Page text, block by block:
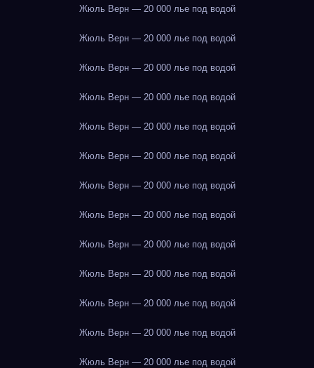
Жюль Верн — 20 000 лье под водой
Жюль Верн — 20 000 лье под водой
Жюль Верн — 20 000 лье под водой
Жюль Верн — 20 000 лье под водой
Жюль Верн — 20 000 лье под водой
Жюль Верн — 20 000 лье под водой
Жюль Верн — 20 000 лье под водой
Жюль Верн — 20 000 лье под водой
Жюль Верн — 20 000 лье под водой
Жюль Верн — 20 000 лье под водой
Жюль Верн — 20 000 лье под водой
Жюль Верн — 20 000 лье под водой
Жюль Верн — 20 000 лье под водой